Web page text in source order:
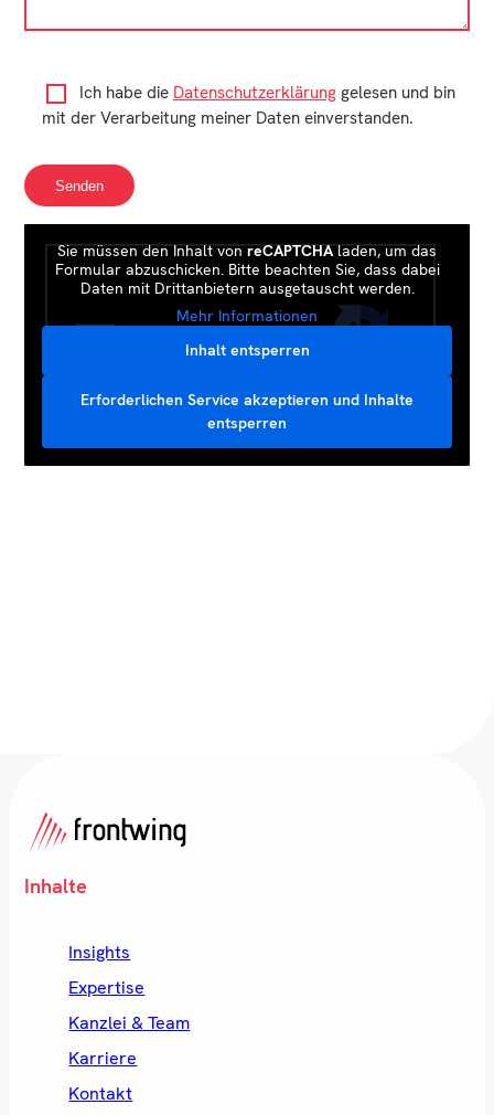
Ich habe die Datenschutzerklärunggelesen und bin
mit der Verarbeitung meiner Daten einverstanden.
Sie müssen den Inhalt vonreCAPTCHAladen, um das
Formular abzuschicken. Bitte beachten Sie, dass dabei
Daten mit Drittanbietern ausgetauscht werden.
Mehr Informationen
Inhalt entsperren
Erforderlichen Service akzeptieren und Inhalte
entsperren
Inhalte
Insights
Expertise
Kanzlei & Team
Karriere
Kontakt